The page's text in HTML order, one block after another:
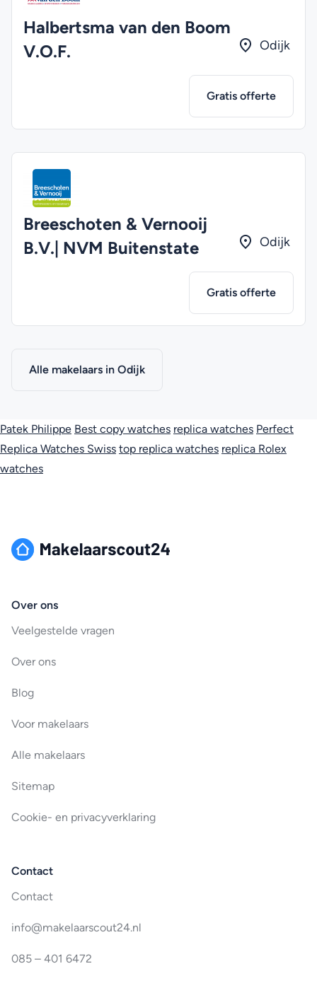
Halbertsma van den Boom
V.O.F.
Odijk
Gratis offerte
Breeschoten & Vernooij
B.V.| NVM Buitenstate
Odijk
Gratis offerte
Alle makelaars in Odijk
Patek Philippe Best copy watches replica watches Perfect
Replica Watches Swiss top replica watches replica Rolex
watches
Over ons
Veelgestelde vragen
Over ons
Blog
Voor makelaars
Alle makelaars
Sitemap
Cookie- en privacyverklaring
Contact
Contact
info@makelaarscout24.nl
085 – 401 6472